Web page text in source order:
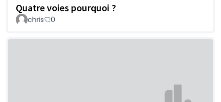
Quatre voies pourquoi ?
chris 0